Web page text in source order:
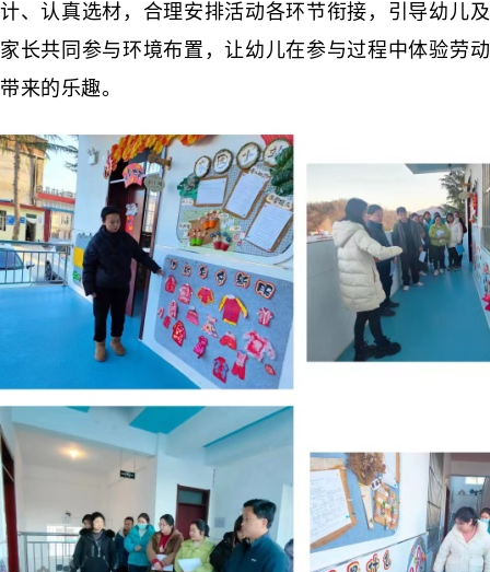
计、认真选材，合理安排活动各环节衔接，引导幼儿及
家长共同参与环境布置，让幼儿在参与过程中体验劳动
带来的乐趣。